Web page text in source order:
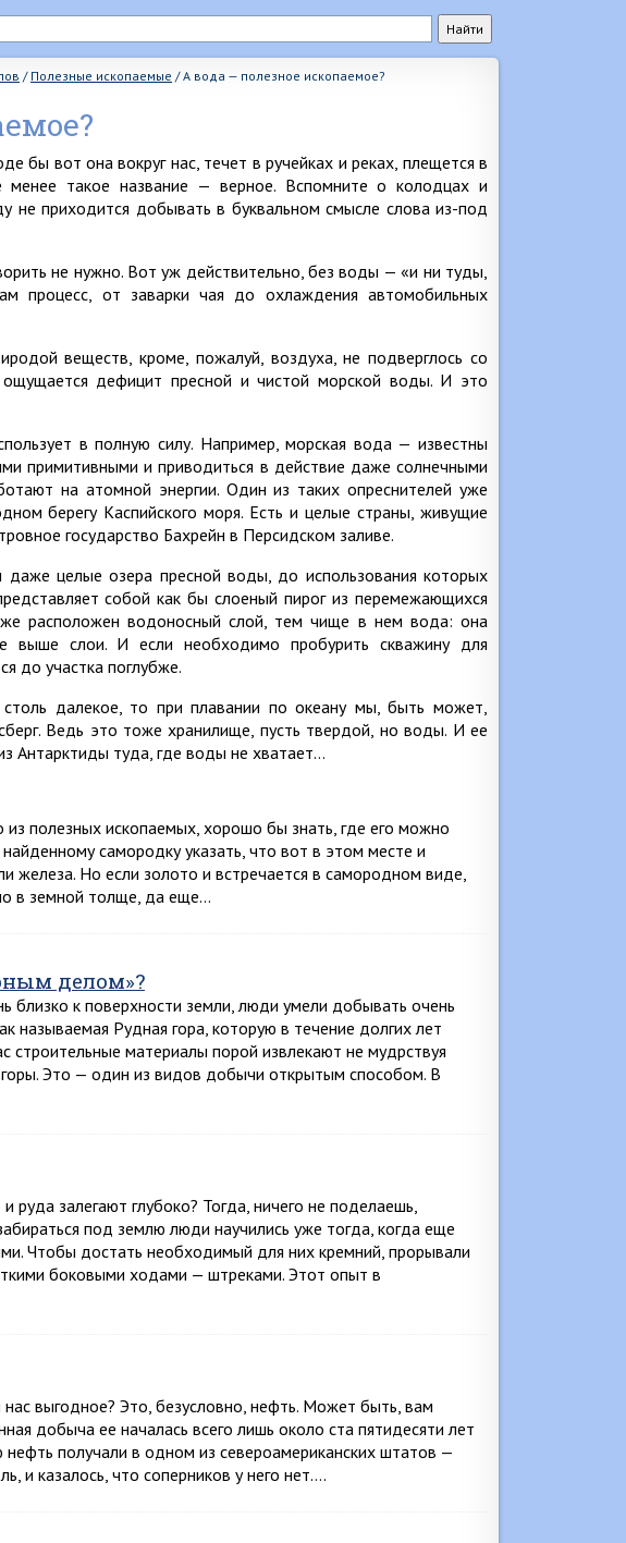
/ Полезные ископаемые /А вода — полезное ископаемое?
бы вот она вокруг нас, течет в ручейках и реках, плещется в
такое название — верное. Вспомните о колодцах и
не приходится добывать в буквальном смысле слова из-под
не нужно. Вот уж действительно, без воды — «и ни туды,
процесс, от заварки чая до охлаждения автомобильных
веществ, кроме, пожалуй, воздуха, не подверглось со
дефицит пресной и чистой морской воды. И это
в полную силу. Например, морская вода — известны
примитивными и приводиться в действие даже солнечными
на атомной энергии. Один из таких опреснителей уже
берегу Каспийского моря. Есть и целые страны, живущие
государство Бахрейн в Персидском заливе.
целые озера пресной воды, до использования которых
собой как бы слоеный пирог из перемежающихся
расположен водоносный слой, тем чище в нем вода: она
выше слои. И если необходимо пробурить скважину для
до участка поглубже.
далекое, то при плавании по океану мы, быть может,
Ведь это тоже хранилище, пусть твердой, но воды. И ее
Антарктиды туда, где воды не хватает…
полезных ископаемых, хорошо бы знать, где его можно
самородку указать, что вот в этом месте и
железа. Но если золото и встречается в самородном виде,
в земной толще, да еще…
делом»?
близко к поверхности земли, люди умели добывать очень
называемая Рудная гора, которую в течение долгих лет
строительные материалы порой извлекают не мудрствуя
Это — один из видов добычи открытым способом. В
руда залегают глубоко? Тогда, ничего не поделаешь,
под землю люди научились уже тогда, когда еще
Чтобы достать необходимый для них кремний, прорывали
боковыми ходами — штреками. Этот опыт в
выгодное? Это, безусловно, нефть. Может быть, вам
добыча ее началась всего лишь около ста пятидесяти лет
получали в одном из североамериканских штатов —
и казалось, что соперников у него нет….